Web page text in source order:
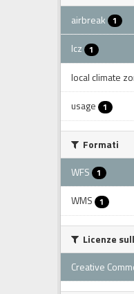
airbreak 1
lcz 1
local climate
usage 1
Formati
WFS 1
WMS 1
Licenze
Creative